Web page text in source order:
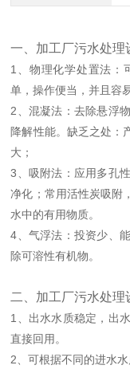
一、加工厂污水处理
1、物理化学处置法：
单，操作便当，并且容
2、混凝法：去除悬浮
降解性能。缺乏之处：
大；
3、吸附法：应用多孔
净化；常用活性炭吸附
水中的有用物质。
4、气浮法：投资少、
除可溶性有机物。
二、加工厂污水处理
1、出水水质稳定，出
直接回用。
2、可根据不同的进水